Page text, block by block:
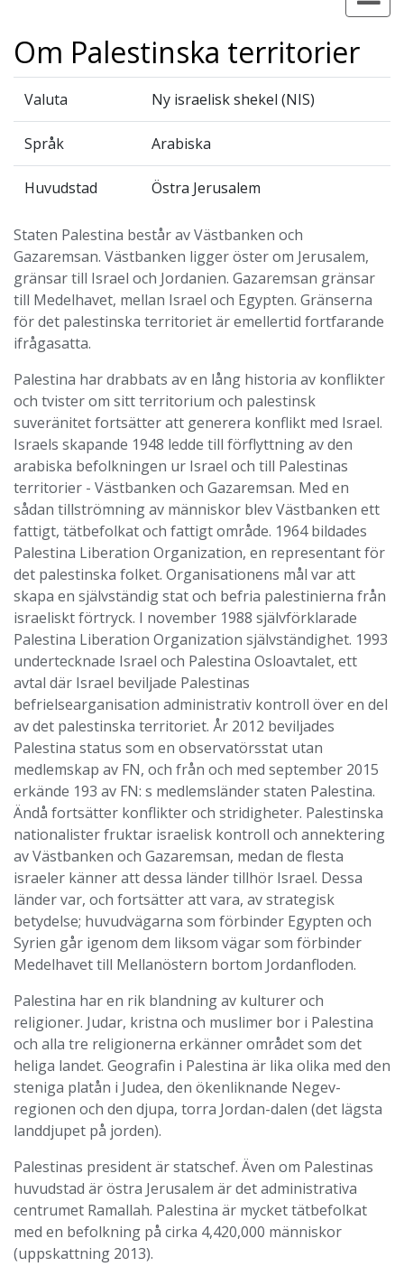
Om Palestinska territorier
Valuta Ny israelisk shekel (NIS)
Språk Arabiska
Huvudstad Östra Jerusalem
Staten Palestina består av Västbanken och
Gazaremsan. Västbanken ligger öster om Jerusalem,
gränsar till Israel och Jordanien. Gazaremsan gränsar
till Medelhavet, mellan Israel och Egypten. Gränserna
för det palestinska territoriet är emellertid fortfarande
ifrågasatta.
Palestina har drabbats av en lång historia av konflikter
och tvister om sitt territorium och palestinsk
suveränitet fortsätter att generera konflikt med Israel.
Israels skapande 1948 ledde till förflyttning av den
arabiska befolkningen ur Israel och till Palestinas
territorier - Västbanken och Gazaremsan. Med en
sådan tillströmning av människor blev Västbanken ett
fattigt, tätbefolkat och fattigt område. 1964 bildades
Palestina Liberation Organization, en representant för
det palestinska folket. Organisationens mål var att
skapa en självständig stat och befria palestinierna från
israeliskt förtryck. I november 1988 självförklarade
Palestina Liberation Organization självständighet. 1993
undertecknade Israel och Palestina Osloavtalet, ett
avtal där Israel beviljade Palestinas
befrielsearganisation administrativ kontroll över en del
av det palestinska territoriet. År 2012 beviljades
Palestina status som en observatörsstat utan
medlemskap av FN, och från och med september 2015
erkände 193 av FN: s medlemsländer staten Palestina.
Ändå fortsätter konflikter och stridigheter. Palestinska
nationalister fruktar israelisk kontroll och annektering
av Västbanken och Gazaremsan, medan de flesta
israeler känner att dessa länder tillhör Israel. Dessa
länder var, och fortsätter att vara, av strategisk
betydelse; huvudvägarna som förbinder Egypten och
Syrien går igenom dem liksom vägar som förbinder
Medelhavet till Mellanöstern bortom Jordanfloden.
Palestina har en rik blandning av kulturer och
religioner. Judar, kristna och muslimer bor i Palestina
och alla tre religionerna erkänner området som det
heliga landet. Geografin i Palestina är lika olika med den
steniga platån i Judea, den ökenliknande Negev-
regionen och den djupa, torra Jordan-dalen (det lägsta
landdjupet på jorden).
Palestinas president är statschef. Även om Palestinas
huvudstad är östra Jerusalem är det administrativa
centrumet Ramallah. Palestina är mycket tätbefolkat
med en befolkning på cirka 4,420,000 människor
(uppskattning 2013).